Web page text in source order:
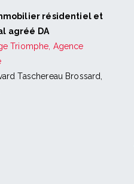
résidentiel et
agréé DA
Triomphe, Agence
Taschereau Brossard,